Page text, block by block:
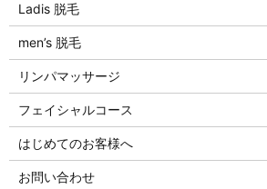
Ladis 脱毛
men’s 脱毛
リンパマッサージ
フェイシャルコース
はじめてのお客様へ
お問い合わせ